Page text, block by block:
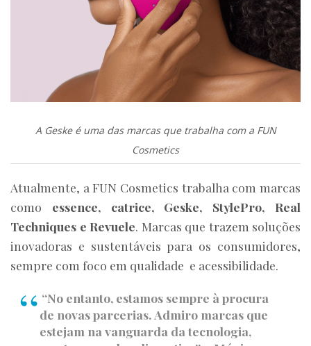
A Geske é uma das marcas que trabalha com a FUN
Cosmetics
Atualmente, a FUN Cosmetics trabalha com marcas
como essence, catrice, Geske, StylePro, Real
Techniques e Revuele. Marcas que trazem soluções
inovadoras e sustentáveis para os consumidores,
sempre com foco em qualidade e acessibilidade.
“No entanto, estamos sempre à procura
de novas parcerias. Admiro marcas que
estejam na vanguarda da tecnologia,